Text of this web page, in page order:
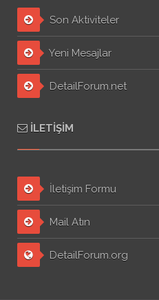
Son Aktiviteler
Yeni Mesajlar
DetailForum.net
İLETIŞIM
İletişim Formu
Mail Atın
DetailForum.org